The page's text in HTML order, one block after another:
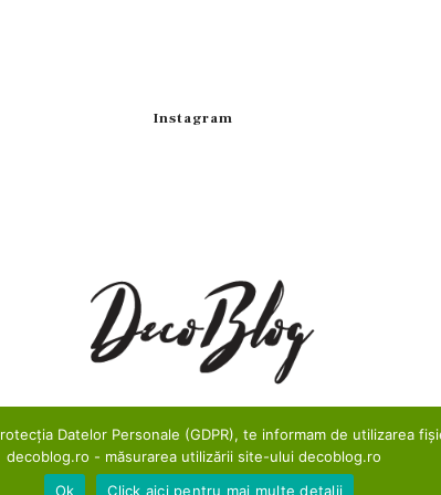
Instagram
Datelor Personale (GDPR), te informam de utilizarea
decoblog.ro - măsurarea utilizării site-ului decoblog.ro
Ok
Click aici pentru mai multe detalii